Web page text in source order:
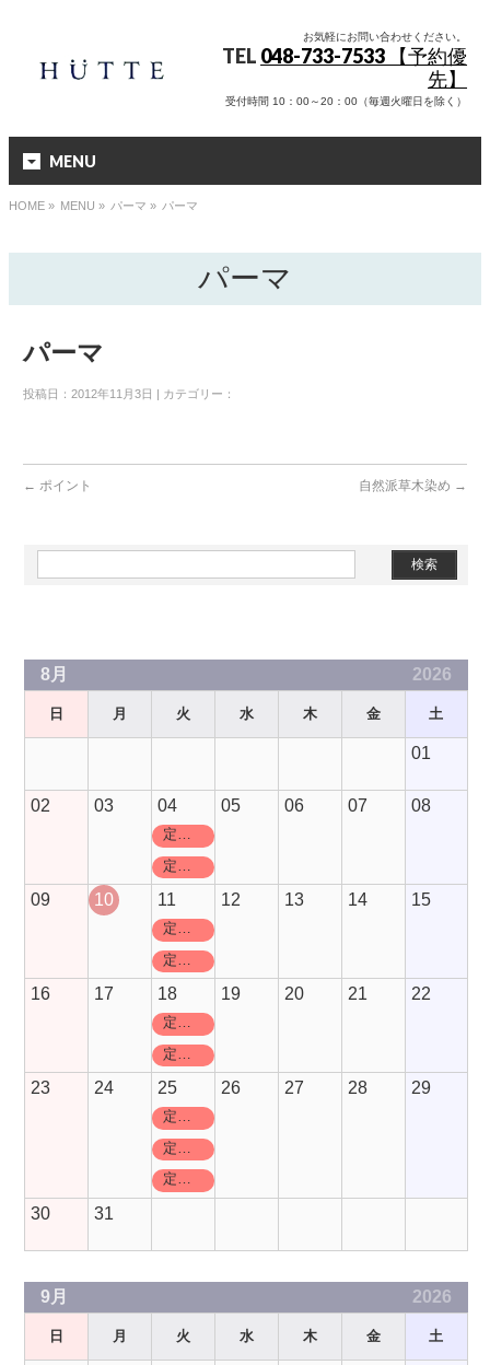
お気軽にお問い合わせください。
TEL 048-733-7533 【予約優
先】
受付時間 10：00～20：00（毎週火曜日を除く）
MENU
HOME » MENU » パーマ » パーマ
パーマ
パーマ
投稿日：2012年11月3日 | カテゴリー：
← ポイント 自然派草木染め →
8月 2026
日 月 火 水 木 金 土
01
02 03 04
定休日
05 06 07 08
09 10 11
定休日
12 13 14 15
16 17 18
定休日
19 20 21 22
23 24 25
定休日
定休日
26 27 28 29
30 31
9月 2026
日 月 火 水 木 金 土